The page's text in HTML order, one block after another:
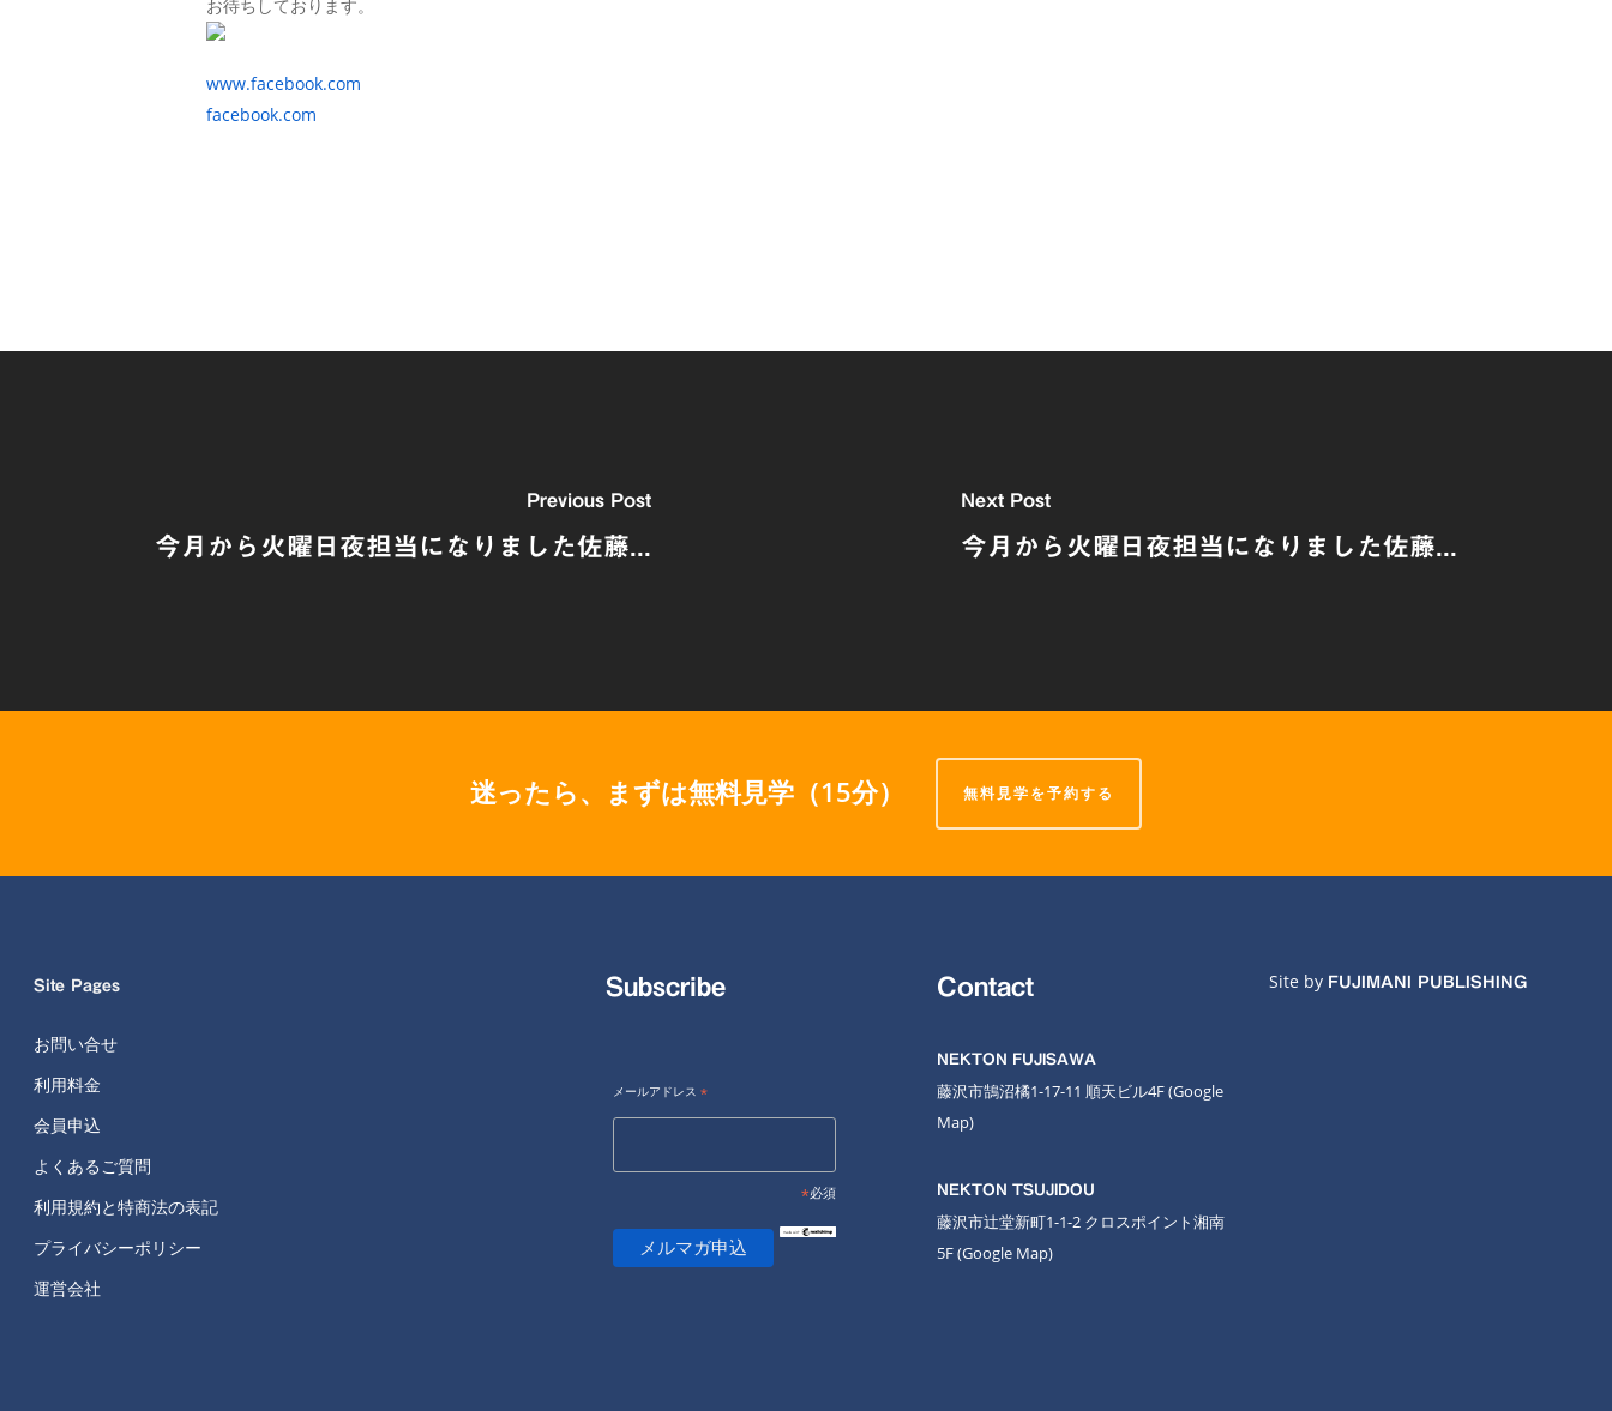
お待ちしております。
www.facebook.com
facebook.com
Previous Post
今月から火曜日夜担当になりました佐藤...
Next Post
今月から火曜日夜担当になりました佐藤...
迷ったら、まずは無料見学（15分） 無料見学を予約する
Site Pages
お問い合せ
利用料金
会員申込
よくあるご質問
利用規約と特商法の表記
プライバシーポリシー
運営会社
Subscribe
メールアドレス *
*必須
Contact
NEKTON FUJISAWA
藤沢市鵠沼橘1-17-11 順天ビル4F(Google
Map)
NEKTON TSUJIDOU
藤沢市辻堂新町1-1-2 クロスポイント湘南
5F(Google Map)
Site by FUJIMANI PUBLISHING